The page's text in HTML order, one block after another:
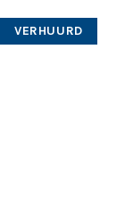
VERHUURD